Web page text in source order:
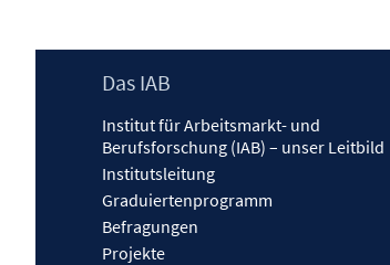
Footer
Das IAB
Institut für Arbeitsmarkt- und
Berufsforschung (IAB) – unser Leitbild
Institutsleitung
Graduiertenprogramm
Befragungen
Projekte